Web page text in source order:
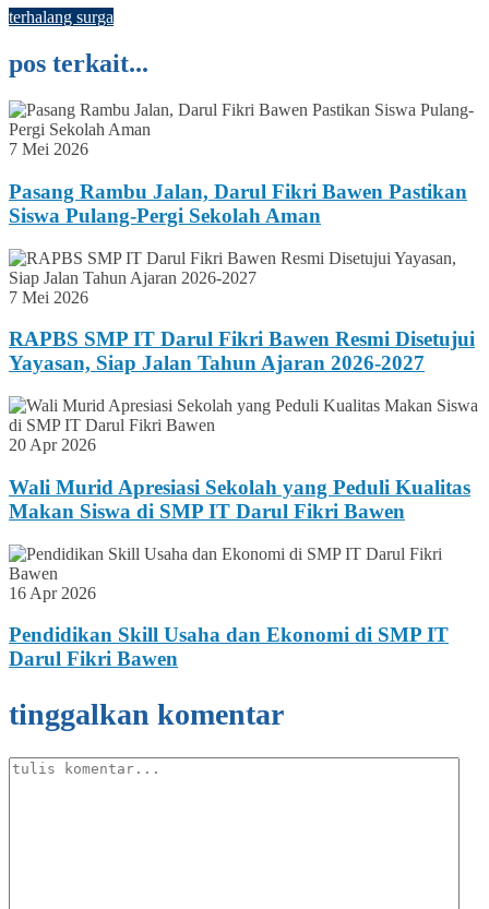
terhalang surga
pos terkait...
7 Mei 2026
Pasang Rambu Jalan, Darul Fikri Bawen Pastikan
Siswa Pulang-Pergi Sekolah Aman
7 Mei 2026
RAPBS SMP IT Darul Fikri Bawen Resmi Disetujui
Yayasan, Siap Jalan Tahun Ajaran 2026-2027
20 Apr 2026
Wali Murid Apresiasi Sekolah yang Peduli Kualitas
Makan Siswa di SMP IT Darul Fikri Bawen
16 Apr 2026
Pendidikan Skill Usaha dan Ekonomi di SMP IT
Darul Fikri Bawen
tinggalkan komentar